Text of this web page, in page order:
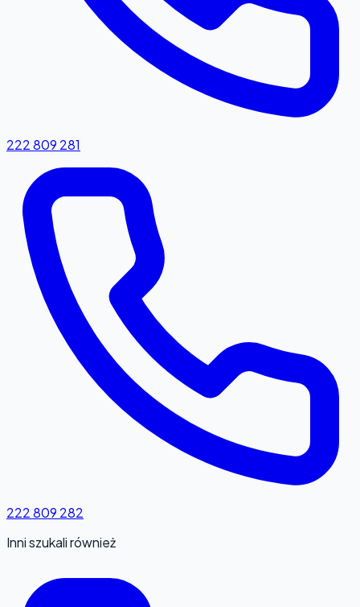
222 809 281
222 809 282
Inni szukali również